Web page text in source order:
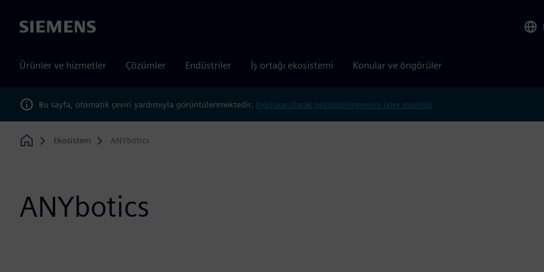
Siemens
Ürünler ve hizmetler Çözümler Endüstriler İş ortağı ekosistemi Konular ve öngörüler
Bu sayfa, otomatik çeviri yardımıyla görüntülenmektedir. İngilizce olarak görüntülenmesini ister misiniz?
Home
Ekosistem ANYbotics
ANYbotics